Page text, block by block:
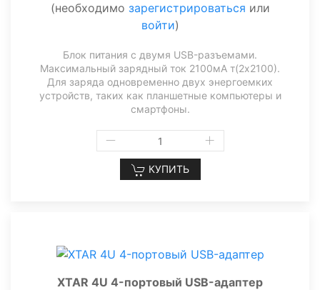
(необходимо зарегистрироваться или
войти)
Блок питания с двумя USB-разъемами.
Максимальный зарядный ток 2100мА т(2х2100).
Для заряда одновременно двух энергоемких
устройств, таких как планшетные компьютеры и
смартфоны.
КУПИТЬ
XTAR 4U 4-портовый USB-адаптер